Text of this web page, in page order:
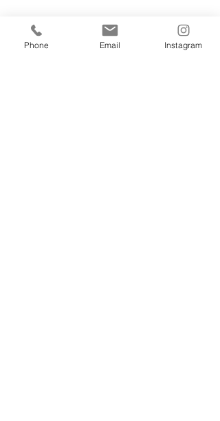
Phone Email Instagram